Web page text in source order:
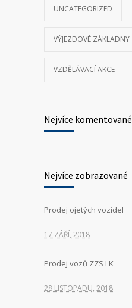
UNCATEGORIZED
VÝJEZDOVÉ ZÁKLADNY
VZDĚLÁVACÍ AKCE
Nejvíce komentované
Nejvíce zobrazované
Prodej ojetých vozidel
17 ZÁŘÍ, 2018
Prodej vozů ZZS LK
28 LISTOPADU, 2018